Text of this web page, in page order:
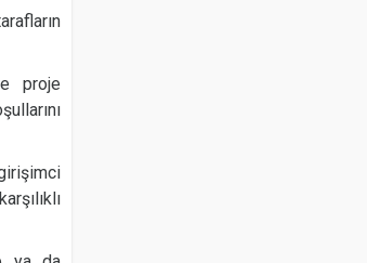
proje